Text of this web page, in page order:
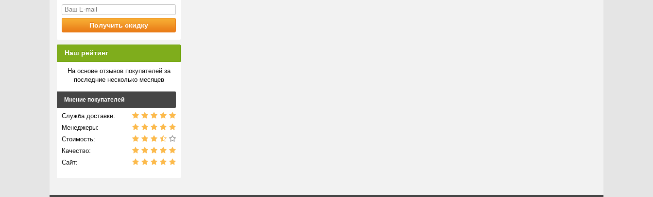
Наш рейтинг
На основе отзывов покупателей за
последние несколько месяцев
Мнение покупателей
Служба доставки:
Менеджеры:
Стоимость:
Качество:
Сайт: